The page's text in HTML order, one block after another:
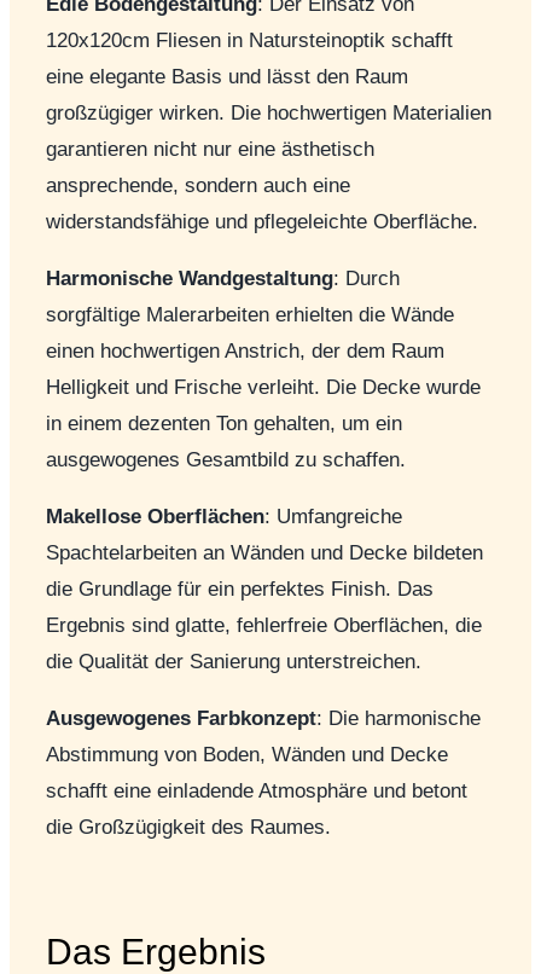
120x120cm Fliesen in Natursteinoptik schafft
eine elegante Basis und lässt den Raum
großzügiger wirken. Die hochwertigen Materialien
garantieren nicht nur eine ästhetisch
ansprechende, sondern auch eine
widerstandsfähige und pflegeleichte Oberfläche.
Harmonische Wandgestaltung: Durch
sorgfältige Malerarbeiten erhielten die Wände
einen hochwertigen Anstrich, der dem Raum
Helligkeit und Frische verleiht. Die Decke wurde
in einem dezenten Ton gehalten, um ein
ausgewogenes Gesamtbild zu schaffen.
Makellose Oberflächen: Umfangreiche
Spachtelarbeiten an Wänden und Decke bildeten
die Grundlage für ein perfektes Finish. Das
Ergebnis sind glatte, fehlerfreie Oberflächen, die
die Qualität der Sanierung unterstreichen.
Ausgewogenes Farbkonzept: Die harmonische
Abstimmung von Boden, Wänden und Decke
schafft eine einladende Atmosphäre und betont
die Großzügigkeit des Raumes.
Das Ergebnis